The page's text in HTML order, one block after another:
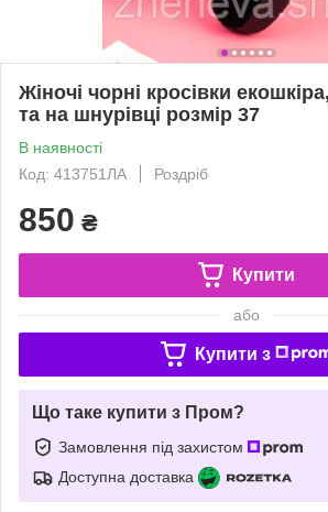
Жіночі чорні кросівки
та на шнурівці розмір 37
В наявності
Код: 413751ЛА
Роздріб
850 ₴
Купити
або
Купити з
Що таке купити з Пром?
Замовлення під захистом
Доступна доставка